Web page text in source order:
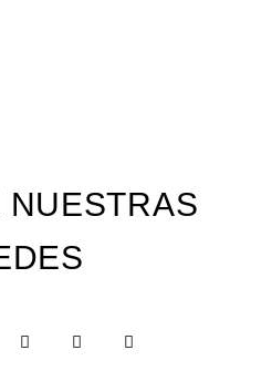
NUESTRAS